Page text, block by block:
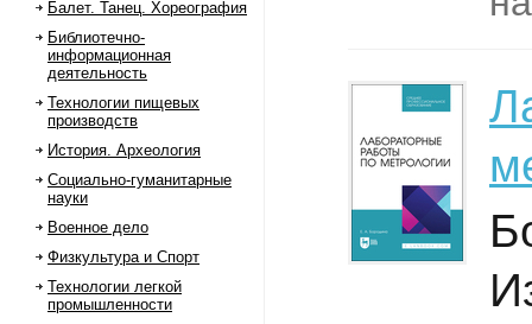
Балет. Танец. Хореография
Библиотечно-
информационная
деятельность
Технологии пищевых
производств
История. Археология
Социально-гуманитарные
науки
Военное дело
Физкультура и Спорт
Технологии легкой
промышленности